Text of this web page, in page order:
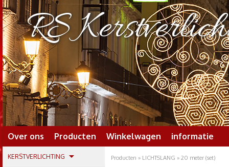
RS
Over ons Producten Winkelwagen informatie
KERSTVERLICHTING Producten » LICHTSLANG » 20 meter (set)